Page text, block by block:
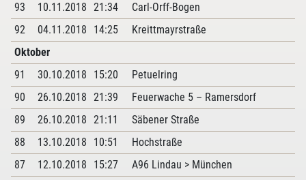
93
10.11.2018 21:34
Carl-Orff-Bogen
92
04.11.2018 14:25
Kreittmayrstraße
Oktober
91
30.10.2018 15:20
Petuelring
90
26.10.2018 21:39
Feuerwache 5 – Ramersdorf
89
26.10.2018 21:11
Säbener Straße
88
13.10.2018 10:51
Hochstraße
87
12.10.2018 15:27
A96 Lindau > München